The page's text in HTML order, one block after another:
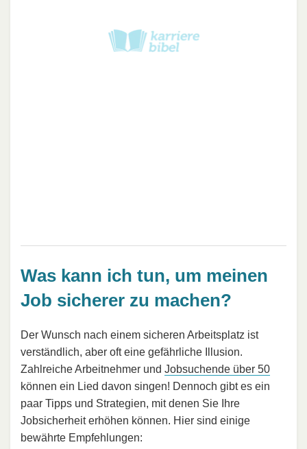
Was kann ich tun, um meinen
Job sicherer zu machen?
Der Wunsch nach einem sicheren Arbeitsplatz ist
verständlich, aber oft eine gefährliche Illusion.
Zahlreiche Arbeitnehmer und Jobsuchende über 50
können ein Lied davon singen! Dennoch gibt es ein
paar Tipps und Strategien, mit denen Sie Ihre
Jobsicherheit erhöhen können. Hier sind einige
bewährte Empfehlungen: